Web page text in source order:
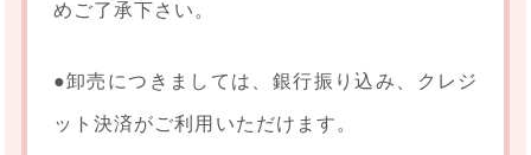
めご了承下さい。
●卸売につきましては、銀行振り込み、クレジ
ット決済がご利用いただけます。